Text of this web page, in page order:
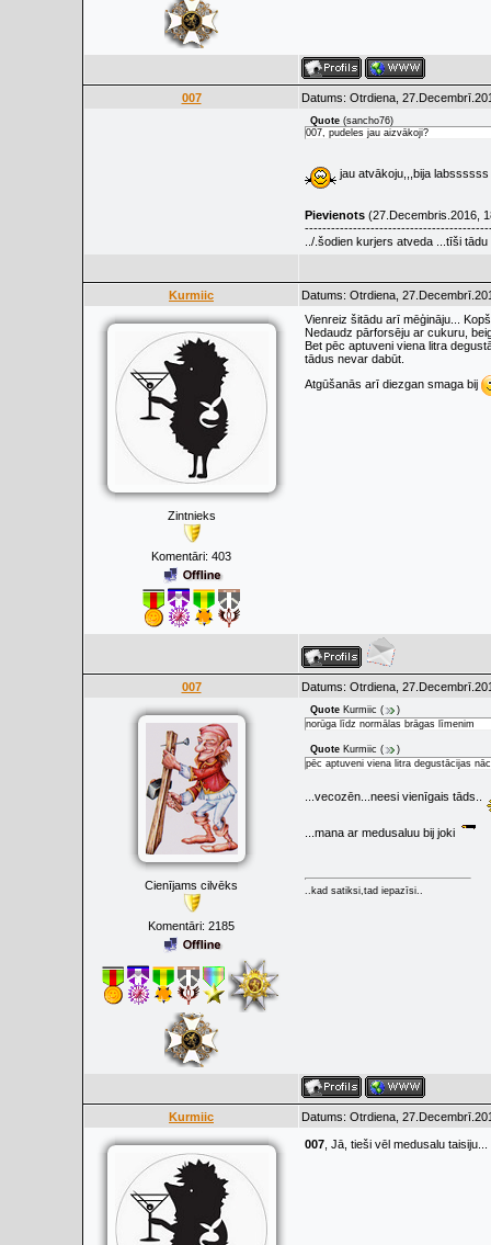
007 Datums: Otrdiena,
Quote (sancho76)
007, pudeles jau aizvākoji?
jau atvākoju,,,bija labssssss
Pievienots (27.Decembris.2016,
../.šodien kurjers atveda ...tīši
Kurmiic Datums: Otrdiena,
Zintnieks
Komentāri: 403
Vienreiz šitādu arī mēģināju...
Nedaudz pārforsēju ar cukuru,
Bet pēc aptuveni viena litra
tādus nevar dabūt.
Atgūšanās arī diezgan smaga bij
007 Datums: Otrdiena,
Cienījams cilvēks
Komentāri: 2185
Quote Kurmiic (
)
norūga līdz normālas brāgas līmenim
Quote Kurmiic (
)
pēc aptuveni viena litra degustācijas
...vecozēn...neesi vienīgais tāds..
...mana ar medusaluu bij joki
..kad satiksi,tad iepazīsi..
Kurmiic Datums: Otrdiena,
007 , Jā, tieši vēl medusalu